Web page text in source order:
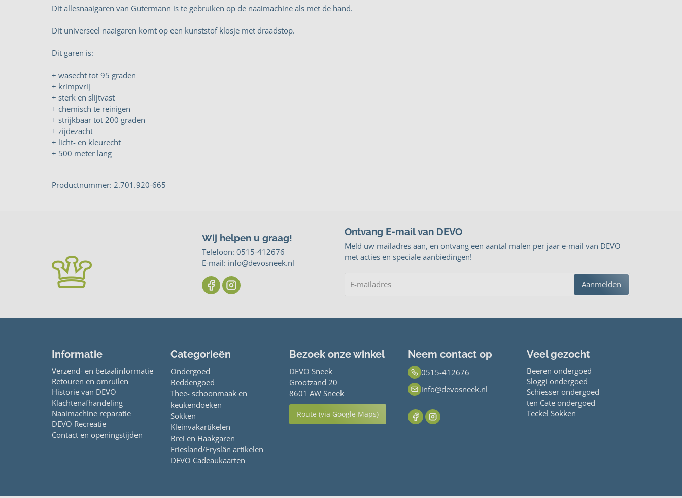
Dit allesnaaigaren van Gutermann is te gebruiken op de naaimachine als met de hand.
Dit universeel naaigaren komt op een kunststof klosje met draadstop.
Dit garen is:
+ wasecht tot 95 graden
+ krimpvrij
+ sterk en slijtvast
+ chemisch te reinigen
+ strijkbaar tot 200 graden
+ zijdezacht
+ licht- en kleurecht
+ 500 meter lang
Productnummer: 2.701.920-665
Wij helpen u graag!
Telefoon:0515-412676
E-mail: info@devosneek.nl
Ontvang E-mail van DEVO
Meld uw mailadres aan, en ontvang een aantal malen per jaar e-mail van DEVO
met acties en speciale aanbiedingen!
Aanmelden
Categorieën
Ondergoed
Beddengoed
Thee- schoonmaak en
keukendoeken
Sokken
Kleinvakartikelen
Brei en Haakgaren
Friesland/Fryslân artikelen
DEVO Cadeaukaarten
Bezoek onze winkel
DEVO Sneek
Grootzand 20
8601 AW Sneek
Route (via Google Maps)
Neem contact op
0515-412676
info@devosneek.nl
Veel gezocht
Beeren ondergoed
Sloggi ondergoed
Schiesser ondergoed
ten Cate ondergoed
Teckel Sokken
Informatie
Verzend- en betaalinformatie
Retouren en omruilen
Historie van DEVO
Klachtenafhandeling
Naaimachine reparatie
DEVO Recreatie
Contact en openingstijden